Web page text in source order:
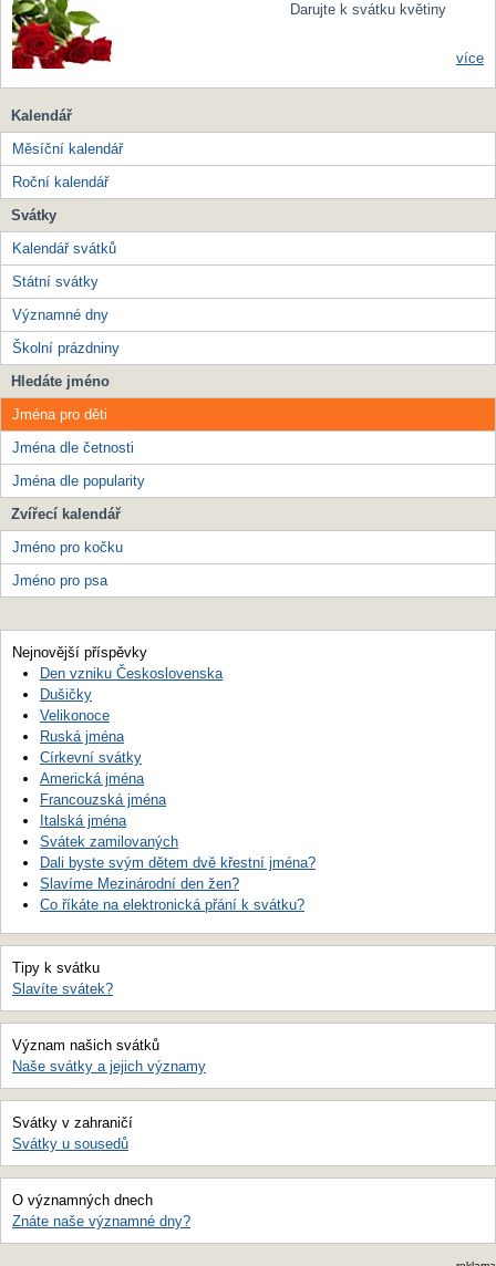
Darujte k svátku květiny
více
Kalendář
Měsíční kalendář
Roční kalendář
Svátky
Kalendář svátků
Státní svátky
Významné dny
Školní prázdniny
Hledáte jméno
Jména pro děti
Jména dle četnosti
Jména dle popularity
Zvířecí kalendář
Jméno pro kočku
Jméno pro psa
Nejnovější příspěvky
Den vzniku Československa
Dušičky
Velikonoce
Ruská jména
Církevní svátky
Americká jména
Francouzská jména
Italská jména
Svátek zamilovaných
Dali byste svým dětem dvě křestní jména?
Slavíme Mezinárodní den žen?
Co říkáte na elektronická přání k svátku?
Tipy k svátku
Slavíte svátek?
Význam našich svátků
Naše svátky a jejich významy
Svátky v zahraničí
Svátky u sousedů
O významných dnech
Znáte naše významné dny?